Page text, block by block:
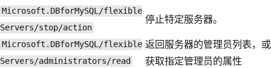
Microsoft.DBforMySQL/flexible
Servers/stop/action
停止特定服务器。
Microsoft.DBforMySQL/flexible
Servers/administrators/read
返回服务器的管理员列表，或
获取指定管理员的属性